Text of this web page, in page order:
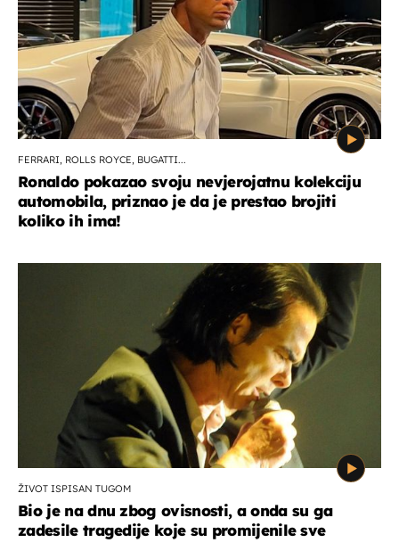
FERRARI, ROLLS ROYCE, BUGATTI...
Ronaldo pokazao svoju nevjerojatnu kolekciju
automobila, priznao je da je prestao brojiti
koliko ih ima!
ŽIVOT ISPISAN TUGOM
Bio je na dnu zbog ovisnosti, a onda su ga
zadesile tragedije koje su promijenile sve